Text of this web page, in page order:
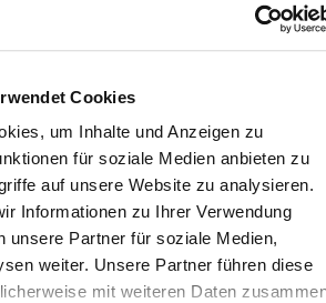
Cookies
um Inhalte und Anzeigen zu
für soziale Medien anbieten zu
auf unsere Website zu analysieren.
Informationen zu Ihrer Verwendung
unsere Partner für soziale Medien,
weiter. Unsere Partner führen diese
mit weiteren Daten
Anzahl der gelesenen
der Zahlen 2016 im Vergleich
mehr ganz so hoch, doch die
der verschiedenen Leseclubs im
2017 alles daran, damit die
wieder ein voller Erfolg werden und
den Spaß am Lesen behalten
entdecken. Im Juni geht es bereits in
los.